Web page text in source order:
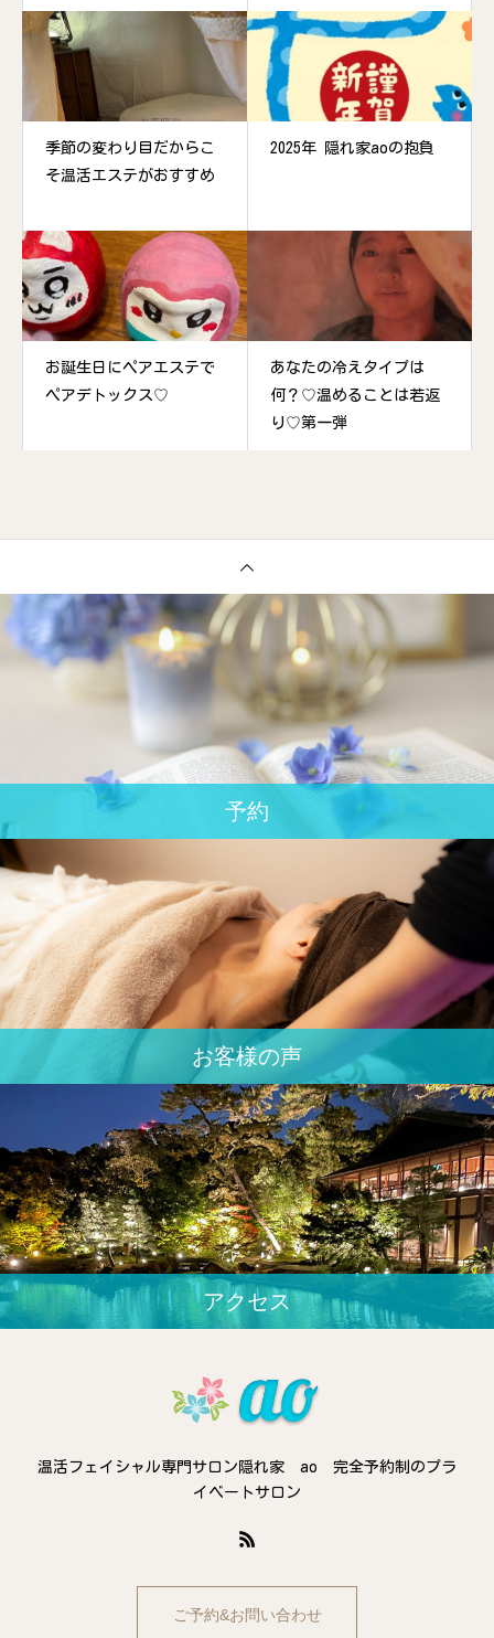
季節の変わり目だからこ
そ温活エステがおすすめ
2025年 隠れ家aoの抱負
お誕生日にペアエステで
ペアデトックス♡
あなたの冷えタイプは
何？♡温めることは若返
り♡第一弾
予約
お客様の声
アクセス
温活フェイシャル専門サロン隠れ家 ao 完全予約制のプラ
イベートサロン
ご予約&お問い合わせ